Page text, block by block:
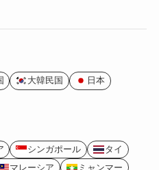
大韓民国
日本
シンガポール
タイ
マレーシア
ミャンマー